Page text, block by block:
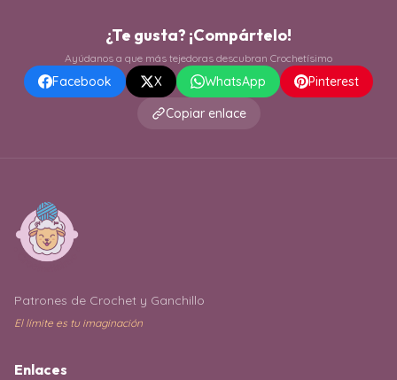
¿Te gusta? ¡Compártelo!
Ayúdanos a que más tejedoras descubran Crochetísimo
Facebook X WhatsApp
Pinterest
Copiar enlace
Patrones de Crochet y Ganchillo
El límite es tu imaginación
Enlaces